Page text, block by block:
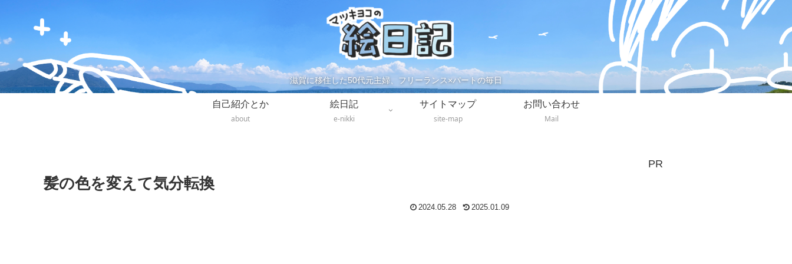
滋賀に移住した50代元主婦、フリーランス×パートの毎日
自己紹介とか
about
絵日記
e-nikki
サイトマップ
site-map
お問い合わせ
Mail
髪の色を変えて気分転換
2024.05.28 2025.01.09
PR